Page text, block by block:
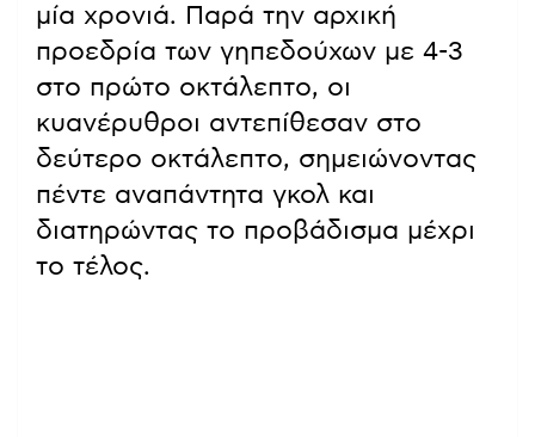
μία χρονιά. Παρά την αρχική
προεδρία των γηπεδούχων με 4-3
στο πρώτο οκτάλεπτο, οι
κυανέρυθροι αντεπίθεσαν στο
δεύτερο οκτάλεπτο, σημειώνοντας
πέντε αναπάντητα γκολ και
διατηρώντας το προβάδισμα μέχρι
το τέλος.